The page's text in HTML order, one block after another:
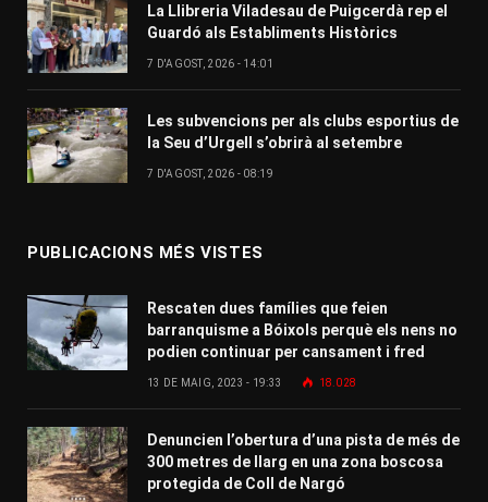
La Llibreria Viladesau de Puigcerdà rep el
Guardó als Establiments Històrics
7 D'AGOST, 2026 - 14:01
Les subvencions per als clubs esportius de
la Seu d’Urgell s’obrirà al setembre
7 D'AGOST, 2026 - 08:19
PUBLICACIONS MÉS VISTES
Rescaten dues famílies que feien
barranquisme a Bóixols perquè els nens no
podien continuar per cansament i fred
13 DE MAIG, 2023 - 19:33 18.028
Denuncien l’obertura d’una pista de més de
300 metres de llarg en una zona boscosa
protegida de Coll de Nargó